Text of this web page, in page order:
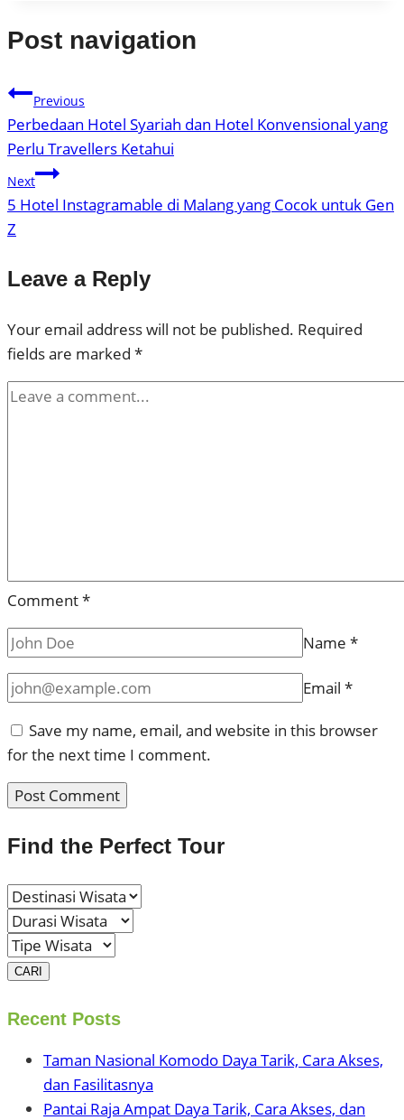
Post navigation
Previous
Perbedaan Hotel Syariah dan Hotel Konvensional yang
Perlu Travellers Ketahui
Next
5 Hotel Instagramable di Malang yang Cocok untuk Gen
Z
Leave a Reply
Your email address will not be published. Required
fields are marked *
Comment*
Name *
Email *
Save my name, email, and website in this browser
for the next time I comment.
Find the Perfect Tour
CARI
Recent Posts
Taman Nasional Komodo Daya Tarik, Cara Akses,
dan Fasilitasnya
Pantai Raja Ampat Daya Tarik, Cara Akses, dan